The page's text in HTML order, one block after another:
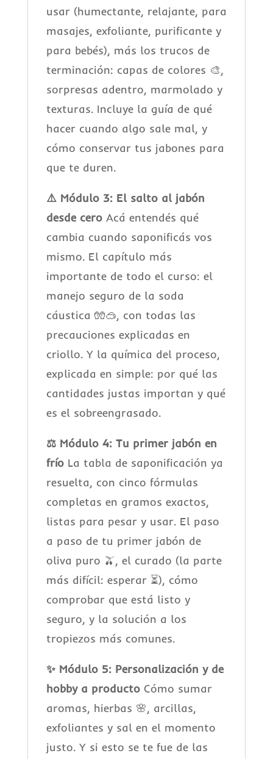
usar (humectante, relajante, para
masajes, exfoliante, purificante y
para bebés), más los trucos de
terminación: capas de colores 🎨,
sorpresas adentro, marmolado y
texturas. Incluye la guía de qué
hacer cuando algo sale mal, y
cómo conservar tus jabones para
que te duren.
⚠️ Módulo 3: El salto al jabón
desde ceroAcá entendés qué
cambia cuando saponificás vos
mismo. El capítulo más
importante de todo el curso: el
manejo seguro de la soda
cáustica 🧤🥽, con todas las
precauciones explicadas en
criollo. Y la química del proceso,
explicada en simple: por qué las
cantidades justas importan y qué
es el sobreengrasado.
⚖️ Módulo 4: Tu primer jabón en
fríoLa tabla de saponificación ya
resuelta, con cinco fórmulas
completas en gramos exactos,
listas para pesar y usar. El paso
a paso de tu primer jabón de
oliva puro 🫒, el curado (la parte
más difícil: esperar ⏳), cómo
comprobar que está listo y
seguro, y la solución a los
tropiezos más comunes.
✨ Módulo 5: Personalización y de
hobby a productoCómo sumar
aromas, hierbas 🌸, arcillas,
exfoliantes y sal en el momento
justo. Y si esto se te fue de las